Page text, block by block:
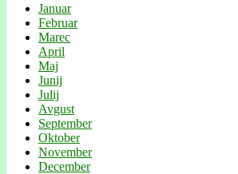
Januar
Februar
Marec
April
Maj
Junij
Julij
Avgust
September
Oktober
November
December